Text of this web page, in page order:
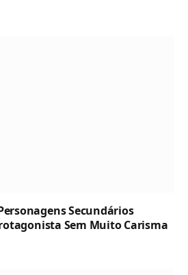
Secundários
Sem Muito Carisma